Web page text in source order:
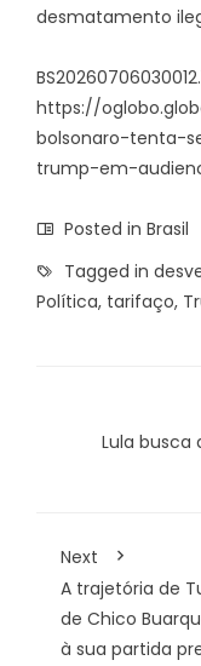
desmatamento
https://
bolsonaro-tenta-
trump-em-
Posted in Brasil
Tagged in
Política, tarifaço,
Lula busca
Next
A trajetória de
de Chico
à sua partida